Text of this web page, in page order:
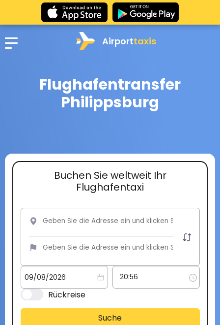
Airporttaxis
Flughafentransfer
Philippsburg
Buchen Sie weltweit Ihr
Flughafentaxi
Rückreise
Suche